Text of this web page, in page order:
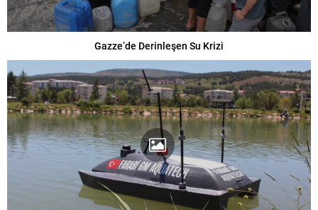
Gazze’de Derinleşen Su Krizi